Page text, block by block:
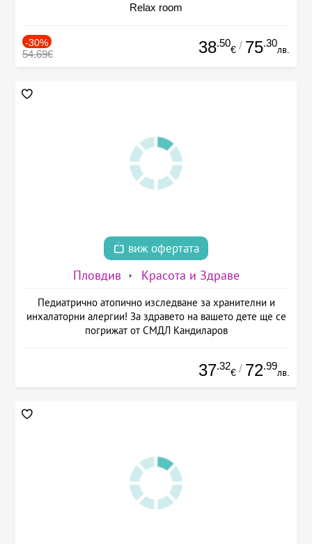
Relax room
-30%
54.69€ 38.50
€ / 75.30
лв.
виж офертата
Пловдив Красота и Здраве
Педиатрично атопично изследване за хранителни и
инхалаторни алергии! За здравето на вашето дете ще се
погрижат от СМДЛ Кандиларов
37.32
€ / 72.99
лв.